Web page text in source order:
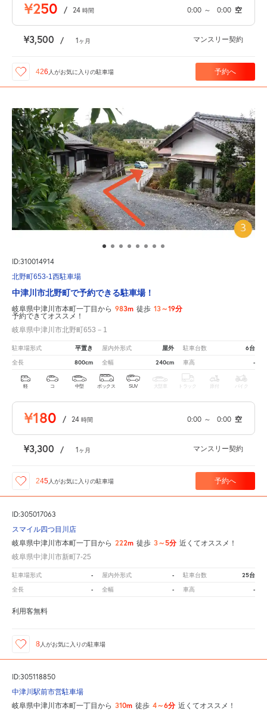
¥250 / 24 時間 0:00 ～ 0:00 空
¥3,500 / 1ヶ月 マンスリー契約
426 人がお気に入りの駐車場 予約へ
ID:310014914
北野町653-1西駐車場
中津川市北野町で予約できる駐車場！
岐阜県中津川市本町一丁目から 983m 徒歩 13～19分
予約できてオススメ！
岐阜県中津川市北野町653－1
駐車場形式 平置き 屋内外形式 屋外 駐車台数 6台
全長 800cm 全幅 240cm 車高 -
軽 コ 中型 ボックス SUV 大型車 トラック 原付 バイク
¥180 / 24 時間 0:00 ～ 0:00 空
¥3,300 / 1ヶ月 マンスリー契約
245人がお気に入りの駐車場 予約へ
ID:305017063
スマイル四つ目川店
岐阜県中津川市本町一丁目から 222m 徒歩 3～5分 近くてオススメ！
岐阜県中津川市新町7-25
駐車場形式 - 屋内外形式 - 駐車台数 25台
全長 - 全幅 - 車高 -
利用客無料
8人がお気に入りの駐車場
ID:305118850
中津川駅前市営駐車場
岐阜県中津川市本町一丁目から 310m 徒歩 4～6分 近くてオススメ！